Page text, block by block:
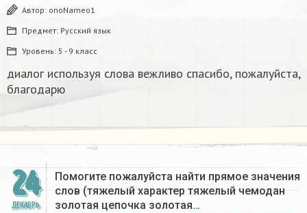
Автор: onoNameo1
Предмет: Русский язык
Уровень: 5 - 9 класс
диалог используя слова вежливо спасибо, пожалуйста,
благодарю
24
ДЕКАБРЬ
Помогите пожалуйста найти прямое значения
слов (тяжелый характер тяжелый чемодан
золотая цепочка золотая…